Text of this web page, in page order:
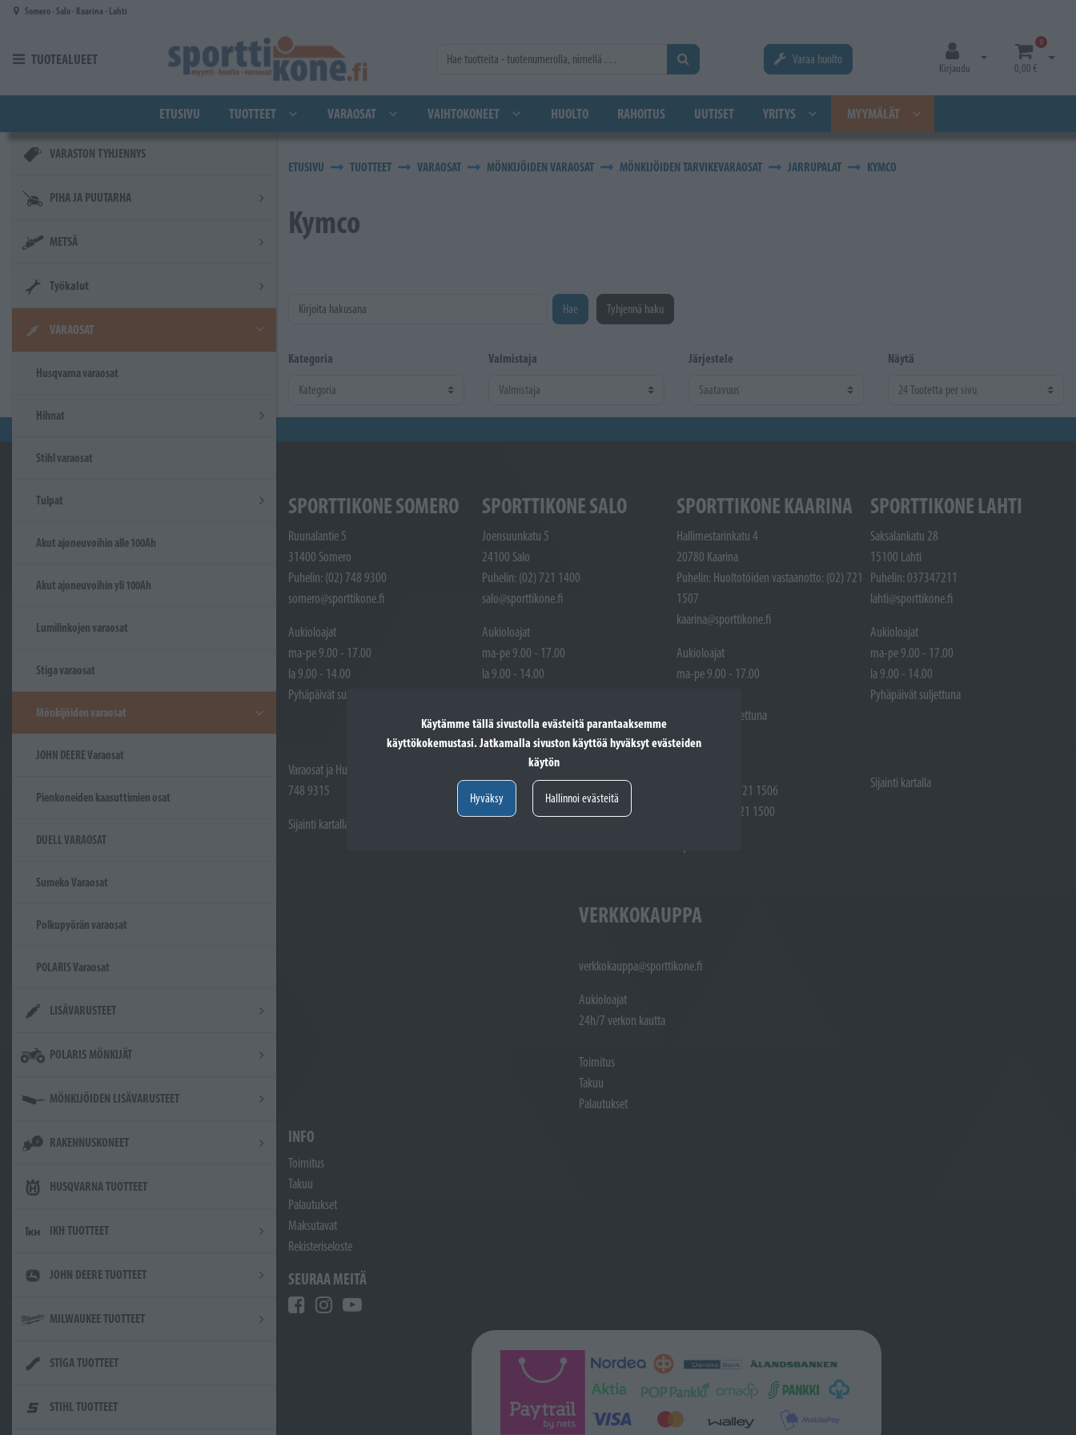
Käytämme tällä sivustolla evästeitä parantaaksemme
käyttökokemustasi. Jatkamalla sivuston käyttöä hyväksyt evästeiden
käytön
Hyväksy Hallinnoi evästeitä
Siirry pääsisältöön
Somero - Salo - Kaarina - Lahti
TUOTEALUEET Varaa huolto
Kirjaudu
Avaa kirjautuminen
0
0,00 €
Avaa
ETUSIVU TUOTTEET VARAOSAT VAIHTOKONEET HUOLTO RAHOITUS UUTISET YRITYS MYYMÄLÄT
VARASTON TYHJENNYS
PIHA JA PUUTARHA
METSÄ
Työkalut
VARAOSAT
Husqvarna varaosat
Hihnat
Stihl varaosat
Tulpat
Akut ajoneuvoihin alle 100Ah
Akut ajoneuvoihin yli 100Ah
Lumilinkojen varaosat
Stiga varaosat
Mönkijöiden varaosat
JOHN DEERE Varaosat
Pienkoneiden kaasuttimien osat
DUELL VARAOSAT
Sumeko Varaosat
Polkupyörän varaosat
POLARIS Varaosat
LISÄVARUSTEET
POLARIS MÖNKIJÄT
MÖNKIJÖIDEN LISÄVARUSTEET
RAKENNUSKONEET
HUSQVARNA TUOTTEET
IKH TUOTTEET
JOHN DEERE TUOTTEET
MILWAUKEE TUOTTEET
STIGA TUOTTEET
STIHL TUOTTEET
ETUSIVU TUOTTEET VARAOSAT MÖNKIJÖIDEN VARAOSAT MÖNKIJÖIDEN TARVIKEVARAOSAT JARRUPALAT KYMCO
Kymco
Kirjoita hakusana Hae Tyhjennä haku
Kategoria Valmistaja Järjestele Näytä
SPORTTIKONE SOMERO
Ruunalantie 5
31400 Somero
Puhelin: (02) 748 9300
somero@sporttikone.fi
Aukioloajat
ma-pe 9.00 - 17.00
la 9.00 - 14.00
Pyhäpäivät suljettuna
Varaosat ja Huoltotöiden vastaanotto: (02)
748 9315
Sijainti kartalla
SPORTTIKONE SALO
Joensuunkatu 5
24100 Salo
Puhelin: (02) 721 1400
salo@sporttikone.fi
Aukioloajat
ma-pe 9.00 - 17.00
la 9.00 - 14.00
Varaosat: (02) 721 1407
Huoltotöiden vastaanotto: 02 7211405
SPORTTIKONE KAARINA
Hallimestarinkatu 4
20780 Kaarina
Puhelin: Huoltotöiden vastaanotto: (02) 721
1507
kaarina@sporttikone.fi
Aukioloajat
ma-pe 9.00 - 17.00
Pyhäpäivät suljettuna
Varaosat: (02) 721 1506
Myynti : (02) 721 1500
SPORTTIKONE LAHTI
Saksalankatu 28
15100 Lahti
Puhelin: 037347211
lahti@sporttikone.fi
Aukioloajat
ma-pe 9.00 - 17.00
la 9.00 - 14.00
Pyhäpäivät suljettuna
Sijainti kartalla
VERKKOKAUPPA
verkkokauppa@sporttikone.fi
Aukioloajat
24h/7 verkon kautta
Toimitus
Takuu
Palautukset
INFO
Toimitus
Takuu
Palautukset
Maksutavat
Rekisteriseloste
SEURAA MEITÄ